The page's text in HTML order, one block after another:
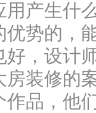
用产生什
优势的，
，设计
装修的
品，他